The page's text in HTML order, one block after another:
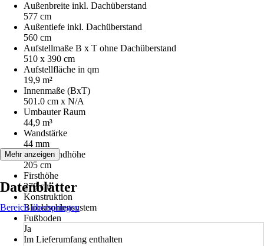
Außenbreite inkl. Dachüberstand
577 cm
Außentiefe inkl. Dachüberstand
560 cm
Aufstellmaße B x T ohne Dachüberstand
510 x 390 cm
Aufstellfläche in qm
19,9 m²
Innenmaße (BxT)
501.0 cm x N/A
Umbauter Raum
44,9 m³
Wandstärke
44 mm
Seitenwandhöhe
205 cm
Firsthöhe
278 cm
Konstruktion
Blockbohlensystem
Fußboden
Ja
Im Lieferumfang enthalten
Mehr anzeigen
Datenblätter
Bereich überspringen